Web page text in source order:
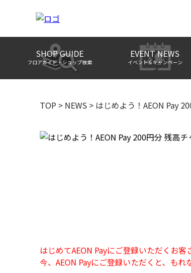
SHOP GUIDE
フロアガイド・ショップ検索
EVENT NEWS
イベント＆キャンペーン
TOP > NEWS > はじめよう！AEON Pay
はじめてAEON Payにご登録いただくお客
今、AEON Payにご登録いただくと、もれ